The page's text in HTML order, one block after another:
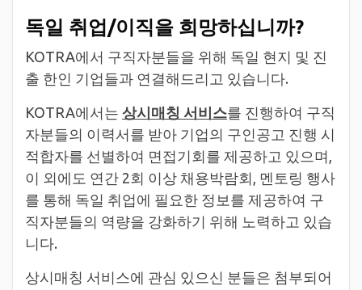
독일 취업/이직을 희망하십니까?
KOTRA에서 ​구직자분들을 위해 독일 현지 및 진
출 한인 기업들과 연결해드리고 있습니다.
KOTRA에서는 상시매칭 서비스를 진행하여 구직
자분들의 이력서를 받아 기업의 구인공고 진행 시
적합자를 선별하여 면접기회를 제공하고 있으며,
이 외에도 연간 2회 이상 채용박람회, 멘토링 행사
를 통해 독일 취업에 필요한 정보를 제공하여 구
직자분들의 역량을 강화하기 위해 노력하고 있습
니다.
상시매칭 서비스에 관심 있으신 분들은 첨부되어